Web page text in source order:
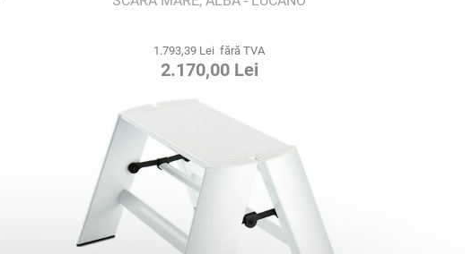
1.793,39 Lei fără TVA
2.170,00 Lei